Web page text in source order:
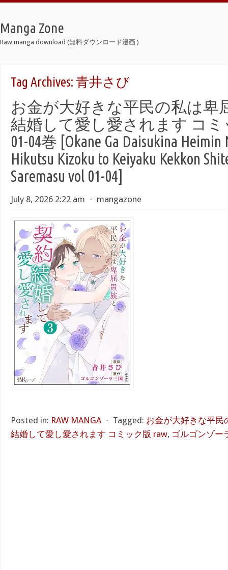
Manga Zone
Raw manga download (無料ダウンロード漫画 )
Tag Archives: 青井さび
お金が大好きな平民の私は卑
結婚して愛し愛されます コミ
01-04巻 [Okane Ga Daisukina Heimin
Hikutsu Kizoku to Keiyaku Kekkon
Saremasu vol 01-04]
July 8, 2026 2:22 am ⋅ mangazone
Posted in: RAW MANGA ⋅ Tagged: お金が大好きな平民
結婚して愛し愛されます コミック版 raw, ゴルゴンゾー